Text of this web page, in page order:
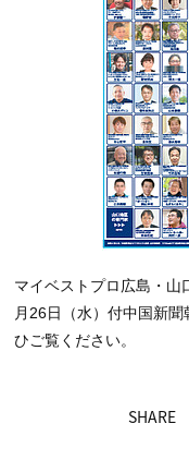
マイベストプロ広島・山
月26日（水）付中国新
ひご覧ください。
SHARE